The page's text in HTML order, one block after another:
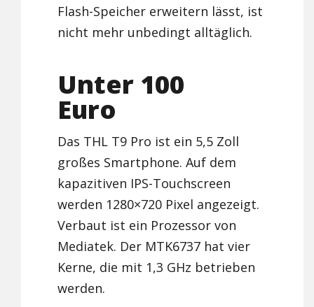
Flash-Speicher erweitern lässt, ist
nicht mehr unbedingt alltäglich.
Unter 100
Euro
Das THL T9 Pro ist ein 5,5 Zoll
großes Smartphone. Auf dem
kapazitiven IPS-Touchscreen
werden 1280×720 Pixel angezeigt.
Verbaut ist ein Prozessor von
Mediatek. Der MTK6737 hat vier
Kerne, die mit 1,3 GHz betrieben
werden.